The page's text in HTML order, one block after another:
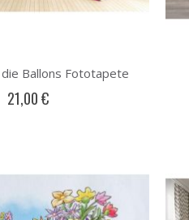
Ballons Fototapete
21,00 €